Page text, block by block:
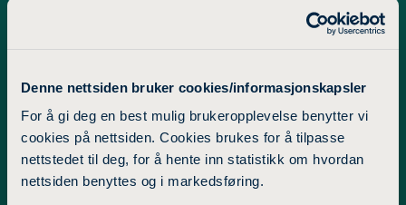
Denne nettsiden bruker cookies/informasjonskapsler
For å gi deg en best mulig brukeropplevelse benytter vi
cookies på nettsiden. Cookies brukes for å tilpasse
nettstedet til deg, for å hente inn statistikk om hvordan
nettsiden benyttes og i markedsføring.
PRESENTASJON
RAPPORT/AVHANDLING